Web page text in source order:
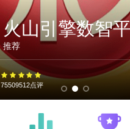
推荐
75509512点评